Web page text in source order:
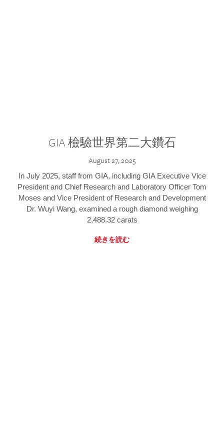
GIA 檢驗世界第二大鑽石
August 27, 2025
In July 2025, staff from GIA, including GIA Executive Vice
President and Chief Research and Laboratory Officer Tom
Moses and Vice President of Research and Development
Dr. Wuyi Wang, examined a rough diamond weighing
2,488.32 carats
続きを読む